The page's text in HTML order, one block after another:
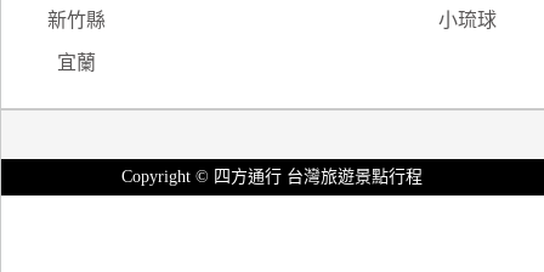
新竹縣 小琉球
宜蘭
Copyright © 四方通行 台灣旅遊景點行程